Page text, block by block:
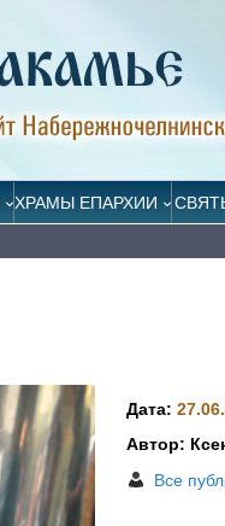
ХРАМЫ ЕПАРХИИ
Дата:
Автор:
Все